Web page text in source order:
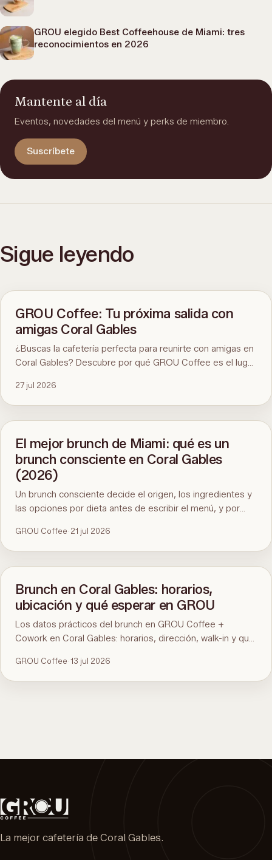
GROU elegido Best Coffeehouse de Miami: tres
reconocimientos en 2026
Mantente al día
Eventos, novedades del menú y perks de miembro.
Suscríbete
Sigue leyendo
GROU Coffee: Tu próxima salida con
amigas Coral Gables
¿Buscas la cafetería perfecta para reunirte con amigas en
Coral Gables? Descubre por qué GROU Coffee es el lugar
saludables, divertidos eventos artísticos y un ambiente
inmejorable.
27 jul 2026
El mejor brunch de Miami: qué es un
brunch consciente en Coral Gables
(2026)
Un brunch consciente decide el origen, los ingredientes y
las opciones por dieta antes de escribir el menú, y por
prueba de noventa segundos y GROU Coffee + Cowork
en Coral Gables como ejemplo, con horarios, dirección y
qué pedir.
GROU Coffee·21 jul 2026
Brunch en Coral Gables: horarios,
ubicación y qué esperar en GROU
Los datos prácticos del brunch en GROU Coffee +
Cowork en Coral Gables: horarios, dirección, walk-in y qué
guía del mejor brunch de Miami.
GROU Coffee·13 jul 2026
La mejor cafetería de Coral Gables.